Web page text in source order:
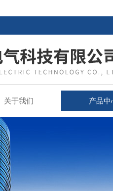
关于我们 产品中